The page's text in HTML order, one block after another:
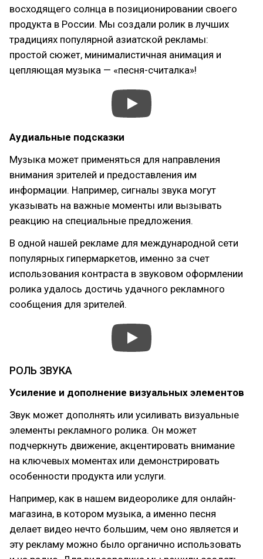
восходящего солнца в позиционировании своего
продукта в России. Мы создали ролик в лучших
традициях популярной азиатской рекламы:
простой сюжет, минималистичная анимация и
цепляющая музыка — «песня-считалка»!
Аудиальные подсказки
Музыка может применяться для направления
внимания зрителей и предоставления им
информации. Например, сигналы звука могут
указывать на важные моменты или вызывать
реакцию на специальные предложения.
В одной нашей рекламе для международной сети
популярных гипермаркетов, именно за счет
использования контраста в звуковом оформлении
ролика удалось достичь удачного рекламного
сообщения для зрителей.
РОЛЬ ЗВУКА
Усиление и дополнение визуальных элементов
Звук может дополнять или усиливать визуальные
элементы рекламного ролика. Он может
подчеркнуть движение, акцентировать внимание
на ключевых моментах или демонстрировать
особенности продукта или услуги.
Например, как в нашем видеоролике для онлайн-
магазина, в котором музыка, а именно песня
делает видео нечто большим, чем оно является и
эту рекламу можно было органично использовать